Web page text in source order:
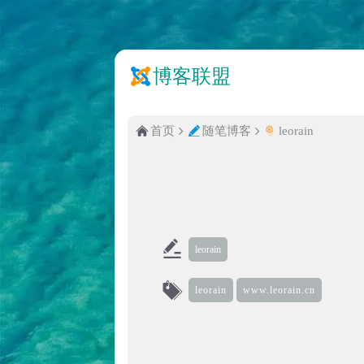
博客联盟
首页 随笔博客 leorain
leorain
leorain www.leorain.cn